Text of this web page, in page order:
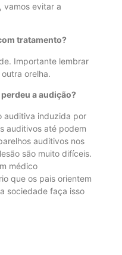
vamos evitar a
tratamento?
Importante lembrar
orelha.
a audição?
auditiva induzida por
auditivos até podem
auditivos nos
são muito difíceis.
médico
que os pais orientem
sociedade faça isso